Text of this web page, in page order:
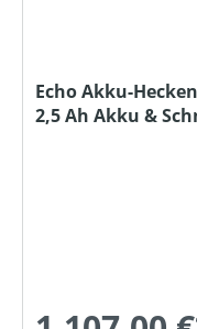
Echo Akku-
2,5 Ah Akku &